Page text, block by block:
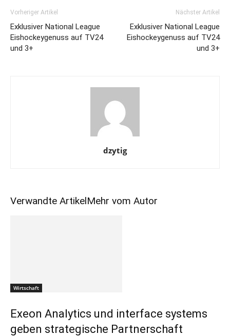
Vorheriger Artikel
Exklusiver National League
Eishockeygenuss auf TV24
und 3+
Nächster Artikel
Exklusiver National League
Eishockeygenuss auf TV24
und 3+
dzytig
Verwandte ArtikelMehr vom Autor
Wirtschaft
Exeon Analytics und interface systems
geben strategische Partnerschaft